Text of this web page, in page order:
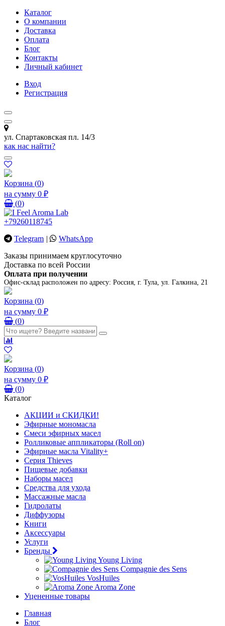
Каталог
О компании
Доставка
Оплата
Блог
Контакты
Личный кабинет
Вход
Регистрация
ул. Спартаковская пл. 14/3
как нас найти?
Корзина (0)
на сумму 0 ₽
(0)
+79260118745
Telegram |
WhatsApp
Заказы принимаем круглосуточно
Доставка по всей России
Оплата при получении
Офис-склад расположен по адресу: Россия, г. Тула, ул. Галкина, 21
Корзина (0)
на сумму 0 ₽
(0)
Корзина (0)
на сумму 0 ₽
(0)
Каталог
АКЦИИ и СКИДКИ!
Эфирные мономасла
Смеси эфирных масел
Ролликовые аппликаторы (Roll on)
Эфирные масла Vitality+
Серия Thieves
Пищевые добавки
Наборы масел
Средства для ухода
Массажные масла
Гидролаты
Диффузоры
Книги
Аксессуары
Услуги
Бренды
Young Living
Compagnie des Sens
VosHuiles
Aroma Zone
Уцененные товары
Главная
Блог